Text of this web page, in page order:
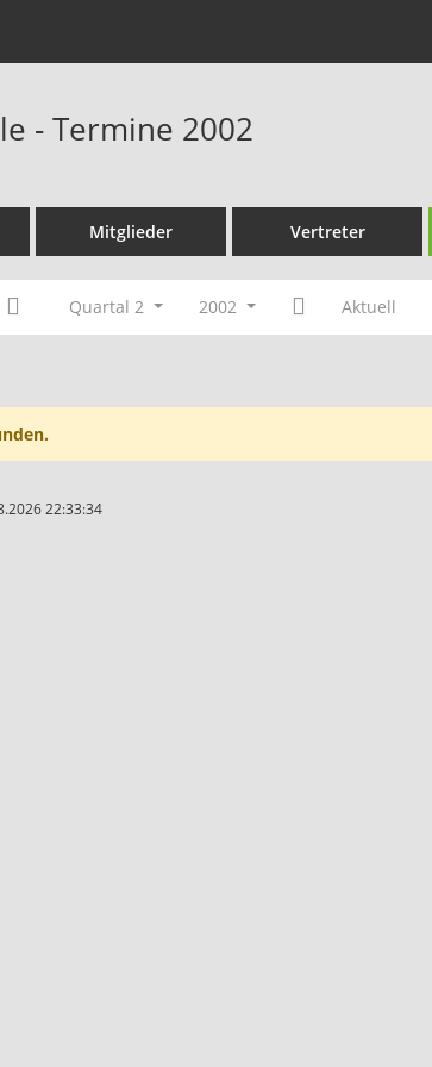
- Termine 2002
Mitglieder Vertreter
Quartal 2 2002 Aktuell
22:33:34